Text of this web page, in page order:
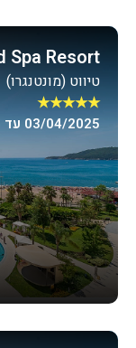
Spa Resort
טיווט (מונטנגרו)
★★★★★
03/04/2025 עד 10/04/2025